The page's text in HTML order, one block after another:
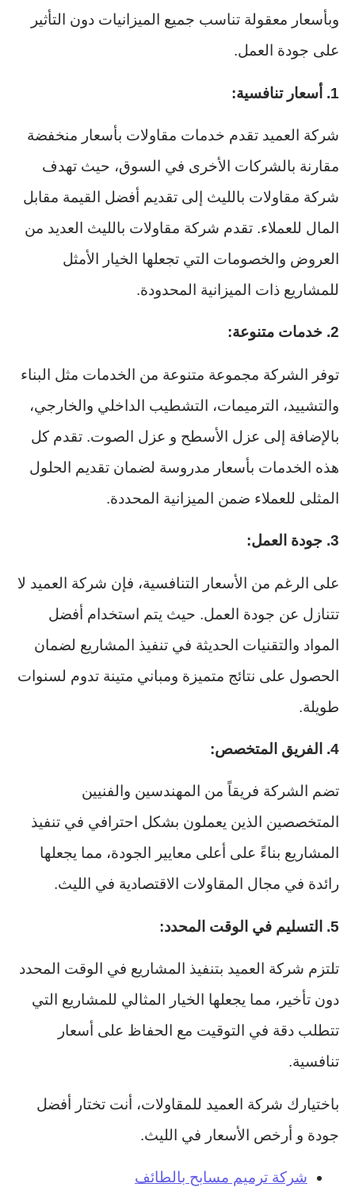
وبأسعار معقولة تناسب جميع الميزانيات دون التأثير
على جودة العمل.
1. أسعار تنافسية:
شركة العميد تقدم خدمات مقاولات بأسعار منخفضة
مقارنة بالشركات الأخرى في السوق، حيث تهدف
شركة مقاولات بالليث إلى تقديم أفضل القيمة مقابل
المال للعملاء. تقدم شركة مقاولات بالليث العديد من
العروض والخصومات التي تجعلها الخيار الأمثل
للمشاريع ذات الميزانية المحدودة.
2. خدمات متنوعة:
توفر الشركة مجموعة متنوعة من الخدمات مثل البناء
والتشييد، الترميمات، التشطيب الداخلي والخارجي،
بالإضافة إلى عزل الأسطح و عزل الصوت. تقدم كل
هذه الخدمات بأسعار مدروسة لضمان تقديم الحلول
المثلى للعملاء ضمن الميزانية المحددة.
3. جودة العمل:
على الرغم من الأسعار التنافسية، فإن شركة العميد لا
تتنازل عن جودة العمل. حيث يتم استخدام أفضل
المواد والتقنيات الحديثة في تنفيذ المشاريع لضمان
الحصول على نتائج متميزة ومباني متينة تدوم لسنوات
طويلة.
4. الفريق المتخصص:
تضم الشركة فريقاً من المهندسين والفنيين
المتخصصين الذين يعملون بشكل احترافي في تنفيذ
المشاريع بناءً على أعلى معايير الجودة، مما يجعلها
رائدة في مجال المقاولات الاقتصادية في الليث.
5. التسليم في الوقت المحدد:
تلتزم شركة العميد بتنفيذ المشاريع في الوقت المحدد
دون تأخير، مما يجعلها الخيار المثالي للمشاريع التي
تتطلب دقة في التوقيت مع الحفاظ على أسعار
تنافسية.
باختيارك شركة العميد للمقاولات، أنت تختار أفضل
جودة و أرخص الأسعار في الليث.
شركة ترميم مسابح بالطائف